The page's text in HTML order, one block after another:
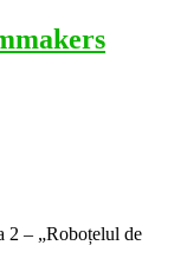
2 – „Roboțelul de